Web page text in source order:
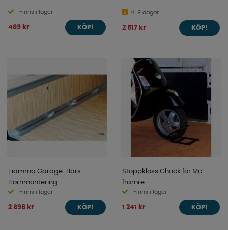
Finns i lager
469 kr KÖP!
4-9 dagar
2 517 kr KÖP!
Fiamma Garage-Bars
Hörnmontering
Finns i lager
2 698 kr KÖP!
Stoppkloss Chock för Mc
framre
Finns i lager
1 241 kr KÖP!